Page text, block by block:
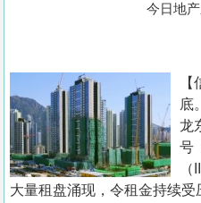
置
业
手
册
今日地
底
龙
号
大量租盘涌现，令租金持续